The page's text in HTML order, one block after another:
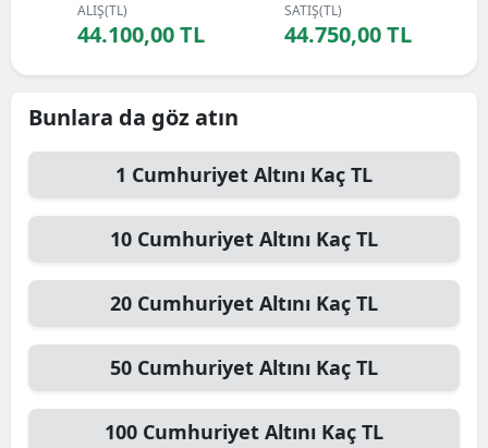
ALIŞ(TL)
44.100,00 TL
SATIŞ(TL)
44.750,00 TL
Bunlara da göz atın
1 Cumhuriyet Altını Kaç TL
10 Cumhuriyet Altını Kaç TL
20 Cumhuriyet Altını Kaç TL
50 Cumhuriyet Altını Kaç TL
100 Cumhuriyet Altını Kaç TL